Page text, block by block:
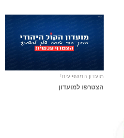
מועדון המשפיעים!
הצטרפו למועדון